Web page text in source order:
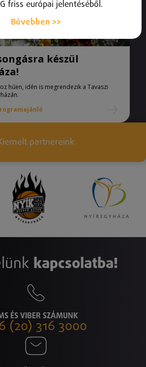
készül
hűen, idén is megrendezik a Tavaszi
partnereink
kapcsolatba!
ÉS VIBER SZÁMUNK
(20) 316 3000
friss európai jelentéséből.
Bővebben >>